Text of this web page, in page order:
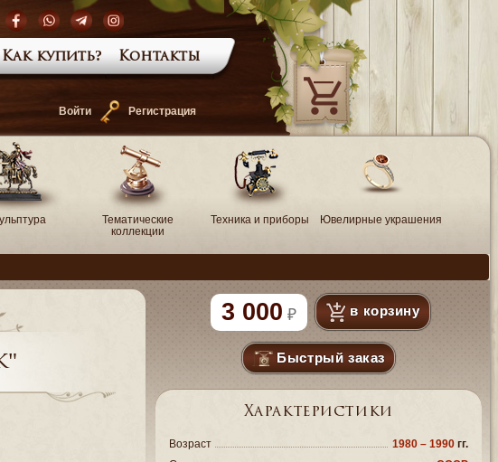
Войти Регистрация
Как купить? Контакты
—
Тематические
коллекции
Техника и приборы Ювелирные украшения
3 000 в корзину
Быстрый заказ
Характеристики
Возраст 1980 – 1990 гг.